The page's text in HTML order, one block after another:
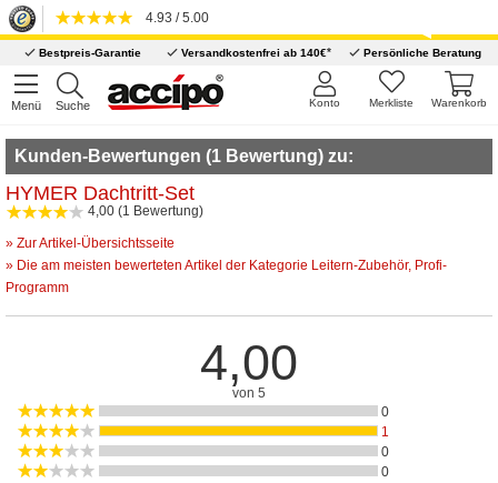
4.93 / 5.00
Bestpreis-Garantie Versandkostenfrei ab 140€* Persönliche Beratung
Menü Suche Warenkorb
Merkliste
Konto
Kunden-Bewertungen (1 Bewertung) zu:
HYMER Dachtritt-Set
4,00 (1 Bewertung)
» Zur Artikel-Übersichtsseite
» Die am meisten bewerteten Artikel der Kategorie Leitern-Zubehör, Profi-
Programm
4,00
von 5
0
1
0
0